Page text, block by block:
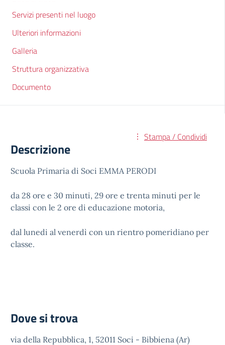
Servizi presenti nel luogo
Ulteriori informazioni
Galleria
Struttura organizzativa
Documento
Stampa / Condividi
Descrizione
Scuola Primaria di Soci EMMA PERODI
da 28 ore e 30 minuti, 29 ore e trenta minuti per le
classi con le 2 ore di educazione motoria,
dal lunedi al venerdì con un rientro pomeridiano per
classe.
Dove si trova
via della Repubblica, 1, 52011 Soci - Bibbiena (Ar)